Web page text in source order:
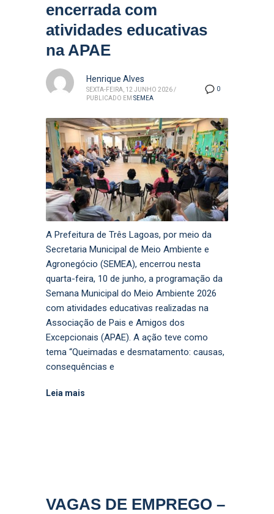
encerrada com
atividades educativas
na APAE
0
Henrique Alves
SEXTA-FEIRA, 12 JUNHO 2026/
PUBLICADO EM SEMEA
A Prefeitura de Três Lagoas, por meio da
Secretaria Municipal de Meio Ambiente e
Agronegócio (SEMEA), encerrou nesta
quarta-feira, 10 de junho, a programação da
Semana Municipal do Meio Ambiente 2026
com atividades educativas realizadas na
Associação de Pais e Amigos dos
Excepcionais (APAE). A ação teve como
tema “Queimadas e desmatamento: causas,
consequências e
Leia mais
VAGAS DE EMPREGO –